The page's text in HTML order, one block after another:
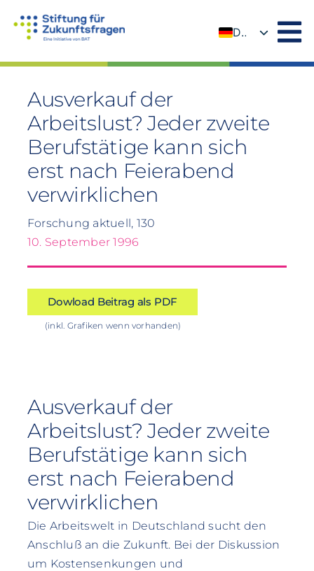
Inhalt
DE
Ausverkauf der
Arbeitslust? Jeder zweite
Berufstätige kann sich
erst nach Feierabend
verwirklichen
Forschung aktuell, 130
10. September 1996
Dowload Beitrag als PDF
(inkl. Grafiken wenn vorhanden)
Ausverkauf der
Arbeitslust? Jeder zweite
Berufstätige kann sich
erst nach Feierabend
verwirklichen
Die Arbeitswelt in Deutschland sucht den
Anschluß an die Zukunft. Bei der Diskussion
um Kostensenkungen und